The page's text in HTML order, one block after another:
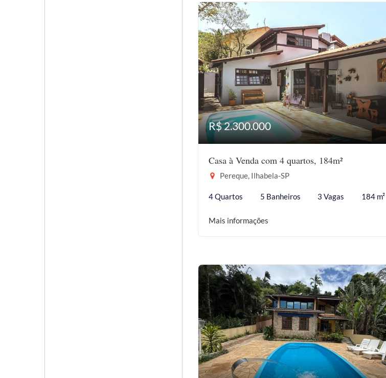
R$ 2.300.000
Casa à Venda com 4 quartos, 184m²
Pereque, Ilhabela-SP
4 Quartos 5 Banheiros 3 Vagas 184 m²
Mais informações